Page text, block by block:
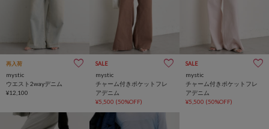
再入荷
mystic
ウエスト2wayデニム
¥12,100
SALE
mystic
チャーム付きポケットフレ
アデニム
¥5,500 (50%OFF)
SALE
mystic
チャーム付きポケットフレ
アデニム
¥5,500 (50%OFF)